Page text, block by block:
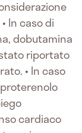
In caso di
dobutamina
riportato
• In caso
cardiaco